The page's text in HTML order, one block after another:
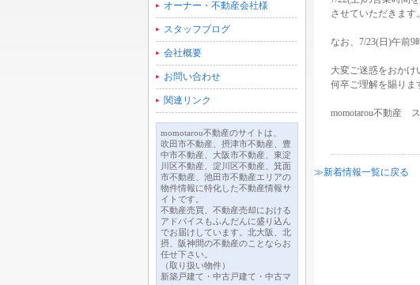
オーナー・不動産会社様
スタッフブログ
会社概要
お問い合わせ
関連リンク
momotarou不動産のサイトは、
吹田市不動産、摂津市不動産、豊
中市不動産、大阪市不動産、東淀
川区不動産、淀川区不動産、箕面
市不動産、池田市不動産エリアの
物件情報に特化した不動産情報サ
イトです。
不動産売買、不動産売却における
アドバイスもふんだんに盛り込ん
でお届けしています。北大阪、北
摂、阪神間の不動産のことならお
任せ下さい。
（取り扱い物件）
新築戸建て・中古戸建て・中古マ
させていただきます。
なお、7/23(日)午前9
大変ご迷惑をおかけ
何卒ご理解を賜りま
momotarou不動産
≫新着情報一覧に戻る